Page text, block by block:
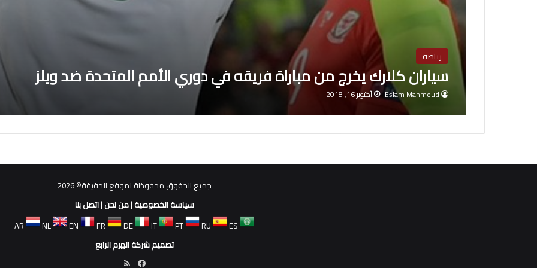
رياضة
سياران كلارك يخرج من مباراة فريقه في دوري الأمم المتحدة ضد ويلز
Eslam Mahmoud أكتوبر 16, 2018
جميع الحقوق محفوظة لموقع الحقيقة© 2026
سياسة الخصوصية|من نحن|اتصل بنا
AR
NL EN FR DE IT PT RU
ES
تصميم شركة الهرم الرابع
فيسبوك